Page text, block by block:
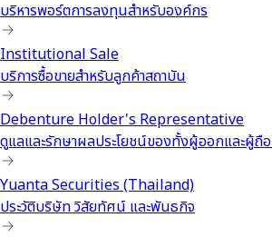
บริหารพอร์ตการลงทุนสำหรับองค์กร
Institutional Sale
บริการซื้อขายสำหรับลูกค้าสถาบัน
Debenture Holder's Representative
ดูแลและรักษาผลประโยชน์ของทั้งผู้ออกและผู้ถื
Yuanta Securities (Thailand)
ประวัติบริษัท วิสัยทัศน์ และพันธกิจ